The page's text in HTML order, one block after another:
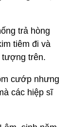
trả hòng
tiêm đi và
tượng trên.
cướp nhưng
các hiệp sĩ